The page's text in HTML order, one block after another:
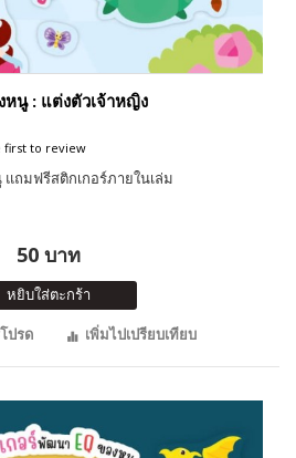
นู : แต่งตัวเจ้าหญิง
first to review
ถมฟรีสติกเกอร์ภายในเล่ม
50 บาท
หยิบใส่ตะกร้า
ปรด
เพิ่มไปเปรียบเทียบ